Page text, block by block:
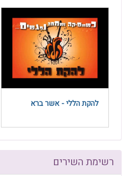
להקת הללי - אשר ברא
רשימת השירים